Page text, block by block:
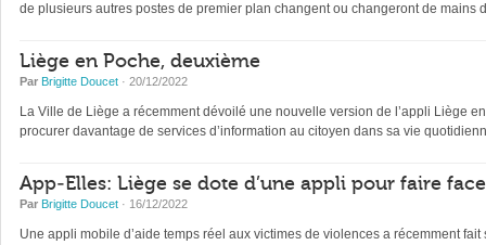
de plusieurs autres postes de premier plan changent ou changeront de mains
Liège en Poche, deuxième
Par Brigitte Doucet · 20/12/2022
La Ville de Liège a récemment dévoilé une nouvelle version de l’appli Liège
procurer davantage de services d’information au citoyen dans sa vie
App-Elles: Liège se dote d’une appli pour faire
Par Brigitte Doucet · 16/12/2022
Une appli mobile d’aide temps réel aux victimes de violences a récemment